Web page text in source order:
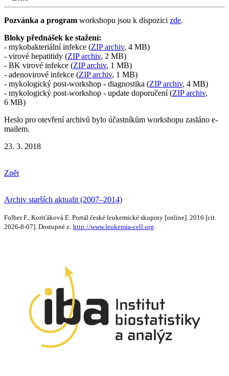
Pozvánka a program workshopu jsou k dispozici zde.
Bloky přednášek ke stažení:
- mykobakteriální infekce (ZIP archiv, 4 MB)
- virové hepatitidy (ZIP archiv, 2 MB)
- BK virové infekce (ZIP archiv, 1 MB)
- adenovirové infekce (ZIP archiv, 1 MB)
- mykologický post-workshop - diagnostika (ZIP archiv, 4 MB)
- mykologický post-workshop - update doporučení (ZIP archiv,
6 MB)
Heslo pro otevření archivů bylo účastníkům workshopu zasláno e-
mailem.
23. 3. 2018
Zpět
Archiv starších aktualit (2007–2014)
Folber F., Koriťáková E. Portál české leukemické skupiny [online]. 2016 [cit.
2026-8-07]. Dostupné z: http://www.leukemia-cell.org.